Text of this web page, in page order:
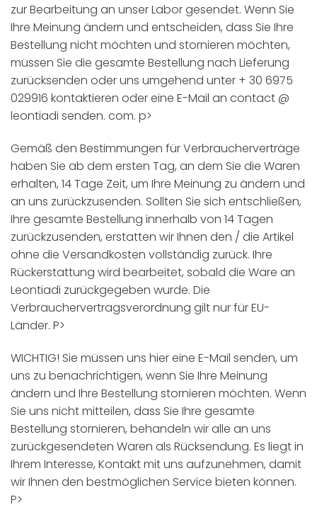
zur Bearbeitung an unser Labor gesendet. Wenn Sie
Ihre Meinung ändern und entscheiden, dass Sie Ihre
Bestellung nicht möchten und stornieren möchten,
müssen Sie die gesamte Bestellung nach Lieferung
zurücksenden oder uns umgehend unter + 30 6975
029916 kontaktieren oder eine E-Mail an contact @
leontiadi senden. com. p>
Gemäß den Bestimmungen für Verbraucherverträge
haben Sie ab dem ersten Tag, an dem Sie die Waren
erhalten, 14 Tage Zeit, um Ihre Meinung zu ändern und
an uns zurückzusenden. Sollten Sie sich entschließen,
Ihre gesamte Bestellung innerhalb von 14 Tagen
zurückzusenden, erstatten wir Ihnen den / die Artikel
ohne die Versandkosten vollständig zurück. Ihre
Rückerstattung wird bearbeitet, sobald die Ware an
Leontiadi zurückgegeben wurde. Die
Verbrauchervertragsverordnung gilt nur für EU-
Länder. P>
WICHTIG! Sie müssen uns hier eine E-Mail senden, um
uns zu benachrichtigen, wenn Sie Ihre Meinung
ändern und Ihre Bestellung stornieren möchten. Wenn
Sie uns nicht mitteilen, dass Sie Ihre gesamte
Bestellung stornieren, behandeln wir alle an uns
zurückgesendeten Waren als Rücksendung. Es liegt in
Ihrem Interesse, Kontakt mit uns aufzunehmen, damit
wir Ihnen den bestmöglichen Service bieten können.
P>